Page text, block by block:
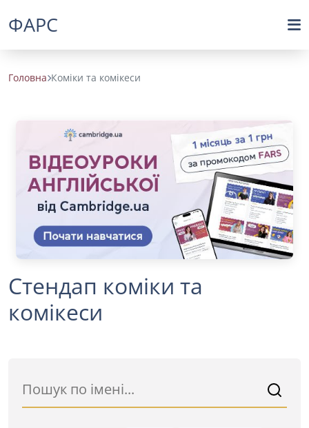
ФАРС
Головна Коміки та комікеси
Стендап коміки та
комікеси